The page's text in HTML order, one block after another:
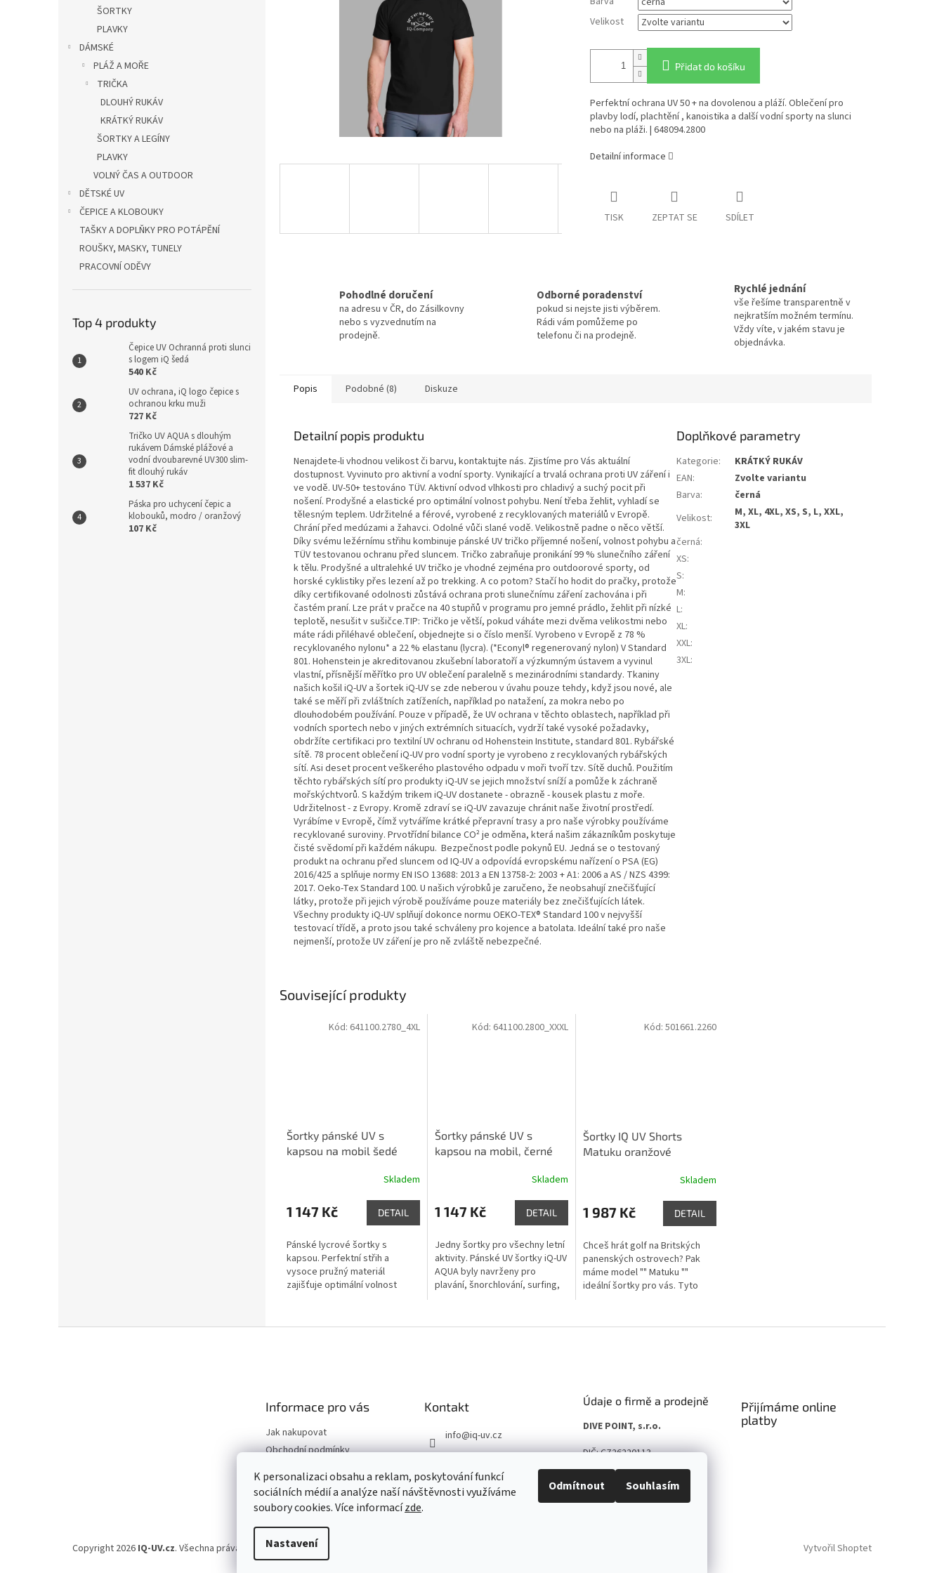
K personalizaci obsahu a reklam, poskytování funkcí
sociálních médií a analýze naší návštěvnosti využíváme
soubory cookies. Více informacízde.
Nastavení
Odmítnout Souhlasím
ŠORTKY
PLAVKY
DÁMSKÉ
PLÁŽ A MOŘE
TRIČKA
DLOUHÝ RUKÁV
KRÁTKÝ RUKÁV
ŠORTKY A LEGÍNY
PLAVKY
VOLNÝ ČAS A OUTDOOR
DĚTSKÉ UV
ČEPICE A KLOBOUKY
TAŠKY A DOPLŇKY PRO POTÁPĚNÍ
ROUŠKY, MASKY, TUNELY
PRACOVNÍ ODĚVY
Top 4 produkty
Čepice UV Ochranná proti slunci
s logem iQ šedá
540 Kč
UV ochrana, iQ logo čepice s
ochranou krku muži
727 Kč
Tričko UV AQUA s dlouhým
rukávem Dámské plážové a
vodní dvoubarevné UV300 slim-
fit dlouhý rukáv
1 537 Kč
Páska pro uchycení čepic a
klobouků, modro / oranžový
107 Kč
Velikost
Přidat do košíku
Perfektní ochrana UV 50 + na dovolenou a pláží. Oblečení pro
plavby lodí, plachtění , kanoistika a další vodní sporty na slunci
nebo na pláži. | 648094.2800
Detailní informace
TISK ZEPTAT SE SDÍLET
Pohodlné doručení
na adresu v ČR, do Zásilkovny
nebo s vyzvednutím na
prodejně.
Odborné poradenství
pokud si nejste jisti výběrem.
Rádi vám pomůžeme po
telefonu či na prodejně.
Rychlé jednání
vše řešíme transparentně v
nejkratším možném termínu.
Vždy víte, v jakém stavu je
objednávka.
Související produkty
Šortky pánské UV s
kapsou na mobil šedé
Skladem
1 147 Kč DETAIL
Pánské lycrové šortky s
kapsou. Perfektní střih a
vysoce pružný materiál
zajišťuje optimální volnost
Kód: 641100.2780_4XL
Šortky pánské UV s
kapsou na mobil, černé
Skladem
1 147 Kč DETAIL
Jedny šortky pro všechny letní
aktivity. Pánské UV šortky iQ-UV
AQUA byly navrženy pro
plavání, šnorchlování, surfing,
ve...
Kód: 641100.2800_XXXL
Šortky IQ UV Shorts
Matuku oranžové
Skladem
1 987 Kč DETAIL
Chceš hrát golf na Britských
panenských ostrovech? Pak
máme model "" Matuku ""
ideální šortky pro vás. Tyto
rychleschnoucí. Se...
Kód:501661.2260
Popis Podobné (8) Diskuze
Detailní popis produktu
Nenajdete-li vhodnou velikost či barvu, kontaktujte nás. Zjistíme pro Vás aktuální
dostupnost. Vyvinuto pro aktivní a vodní sporty. Vynikající a trvalá ochrana proti UV záření i
ve vodě. UV-50+ testováno TÜV. Aktivní odvod vlhkosti pro chladivý a suchý pocit při
nošení. Prodyšné a elastické pro optimální volnost pohybu. Není třeba žehlit, vyhladí se
tělesným teplem. Udržitelné a férové, vyrobené z recyklovaných materiálů v Evropě.
Chrání před medúzami a žahavci. Odolné vůči slané vodě. Velikostně padne o něco větší.
Díky svému ležérnímu střihu kombinuje pánské UV tričko příjemné nošení, volnost pohybu a
TÜV testovanou ochranu před sluncem. Tričko zabraňuje pronikání 99 % slunečního záření
k tělu. Prodyšné a ultralehké UV tričko je vhodné zejména pro outdoorové sporty, od
horské cyklistiky přes lezení až po trekking. A co potom? Stačí ho hodit do pračky, protože
díky certifikované odolnosti zůstává ochrana proti slunečnímu záření zachována i při
častém praní. Lze prát v pračce na 40 stupňů v programu pro jemné prádlo, žehlit při nízké
teplotě, nesušit v sušičce.TIP: Tričko je větší, pokud váháte mezi dvěma velikostmi nebo
máte rádi přiléhavé oblečení, objednejte si o číslo menší. Vyrobeno v Evropě z 78 %
recyklovaného nylonu* a 22 % elastanu (lycra). (*Econyl® regenerovaný nylon) V Standard
801. Hohenstein je akreditovanou zkušební laboratoří a výzkumným ústavem a vyvinul
vlastní, přísnější měřítko pro UV oblečení paralelně s mezinárodními standardy. Tkaniny
našich košil iQ-UV a šortek iQ-UV se zde neberou v úvahu pouze tehdy, když jsou nové, ale
také se měří při zvláštních zatíženích, například po natažení, za mokra nebo po
dlouhodobém používání. Pouze v případě, že UV ochrana v těchto oblastech, například při
vodních sportech nebo v jiných extrémních situacích, vydrží také vysoké požadavky,
obdržíte certifikaci pro textilní UV ochranu od Hohenstein Institute, standard 801. Rybářské
sítě. 78 procent oblečení iQ-UV pro vodní sporty je vyrobeno z recyklovaných rybářských
sítí. Asi deset procent veškerého plastového odpadu v moři tvoří tzv. Sítě duchů. Použitím
těchto rybářských sítí pro produkty iQ-UV se jejich množství sníží a pomůže k záchraně
mořskýchtvorů. S každým trikem iQ-UV dostanete - obrazně - kousek plastu z moře.
Udržitelnost - z Evropy. Kromě zdraví se iQ-UV zavazuje chránit naše životní prostředí.
Vyrábíme v Evropě, čímž vytváříme krátké přepravní trasy a pro naše výrobky používáme
recyklované suroviny. Prvotřídní bilance CO² je odměna, která našim zákazníkům poskytuje
čisté svědomí při každém nákupu. Bezpečnost podle pokynů EU. Jedná se o testovaný
produkt na ochranu před sluncem od IQ-UV a odpovídá evropskému nařízení o PSA (EG)
2016/425 a splňuje normy EN ISO 13688: 2013 a EN 13758-2: 2003 + A1: 2006 a AS / NZS 4399:
2017. Oeko-Tex Standard 100. U našich výrobků je zaručeno, že neobsahují znečišťující
látky, protože při jejich výrobě používáme pouze materiály bez znečišťujících látek.
Všechny produkty iQ-UV splňují dokonce normu OEKO-TEX® Standard 100 v nejvyšší
testovací třídě, a proto jsou také schváleny pro kojence a batolata. Ideální také pro naše
nejmenší, protože UV záření je pro ně zvláště nebezpečné.
Doplňkové parametry
Kategorie:
KRÁTKÝ RUKÁV
EAN:
Zvolte variantu
Barva:
černá
Velikost:
M, XL, 4XL, XS, S, L, XXL,
3XL
černá:
XS:
S:
M:
L:
XL:
XXL:
3XL:
Informace pro vás
Jak nakupovat
Obchodní podmínky
údajů
Kontakt
info@iq-uv.cz
602 295 376
Facebook
Údaje o firmě a prodejně
DIVE POINT, s.r.o.
DIČ: CZ26220113
Prodejna: Na Radosti 184/59,
155 21 Praha
Přijímáme online
platby
Vytvořil Shoptet
Copyright 2026 IQ-UV.cz. Všechna práva vyhrazena.Upravit nastavení cookies